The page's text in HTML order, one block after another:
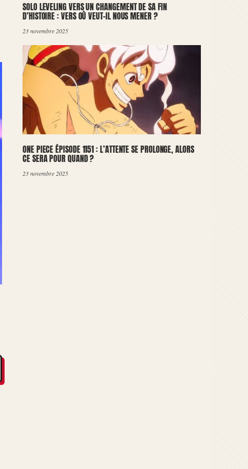
SOLO LEVELING VERS UN CHANGEMENT DE SA FIN
D’HISTOIRE : VERS OÙ VEUT-IL NOUS MENER ?
23 novembre 2025
ONE PIECE ÉPISODE 1151 : L’ATTENTE SE PROLONGE, ALORS
CE SERA POUR QUAND ?
23 novembre 2025